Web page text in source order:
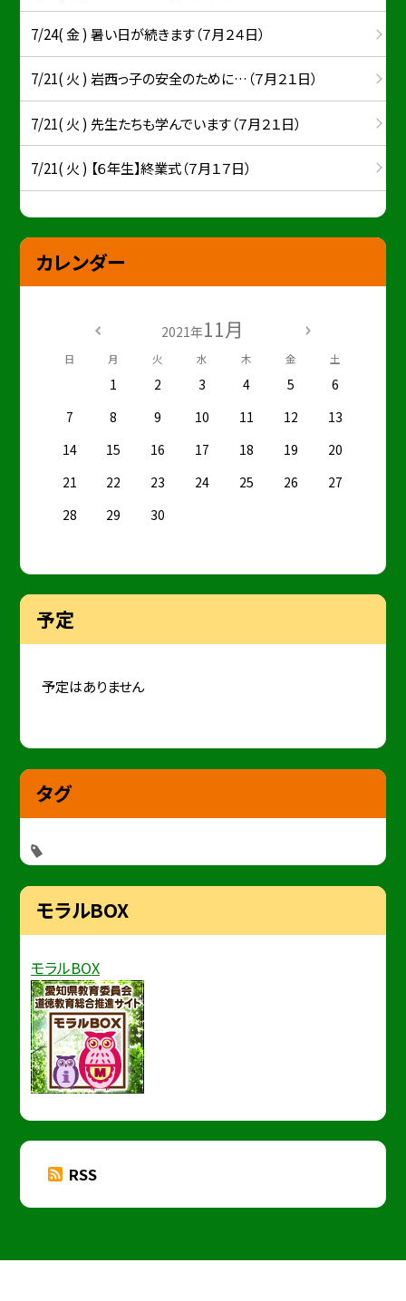
7/24( 金 ) 暑い日が続きます（７月２４日）
7/21( 火 ) 岩西っ子の安全のために…（７月２１日）
7/21( 火 ) 先生たちも学んでいます（７月２１日）
7/21( 火 ) 【６年生】終業式（７月１７日）
カレンダー
2021年11月
日 月 火 水 木 金 土
1 2 3 4 5
6
7
8 9 10 11 12
13
14
15 16 17 18 19
20
21
22 23 24 25 26
27
28
29 30
予定
予定はありません
タグ
モラルBOX
モラルBOX
RSS